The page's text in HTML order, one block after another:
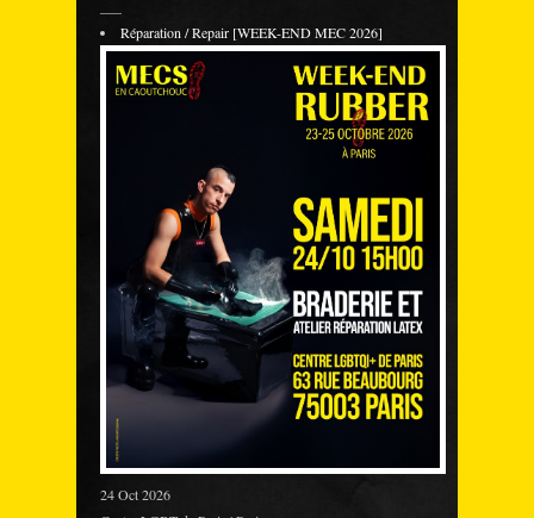
Réparation / Repair [WEEK-END MEC 2026]
24 Oct 2026